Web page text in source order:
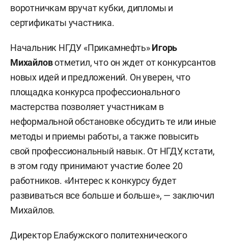
воротничкам вручат кубки, дипломы и
сертификаты участника.
Начальник НГДУ «Прикамнефть»Игорь
Михайловотметил, что он ждет от конкурсантов
новых идей и предложений. Он уверен, что
площадка конкурса профессионального
мастерства позволяет участникам в
неформальной обстановке обсудить те или иные
методы и приемы работы, а также повысить
свой профессиональный навык. От НГДУ, кстати,
в этом году принимают участие более 20
работников. «Интерес к конкурсу будет
развиваться все больше и больше», — заключил
Михайлов.
Директор Елабужского политехнического